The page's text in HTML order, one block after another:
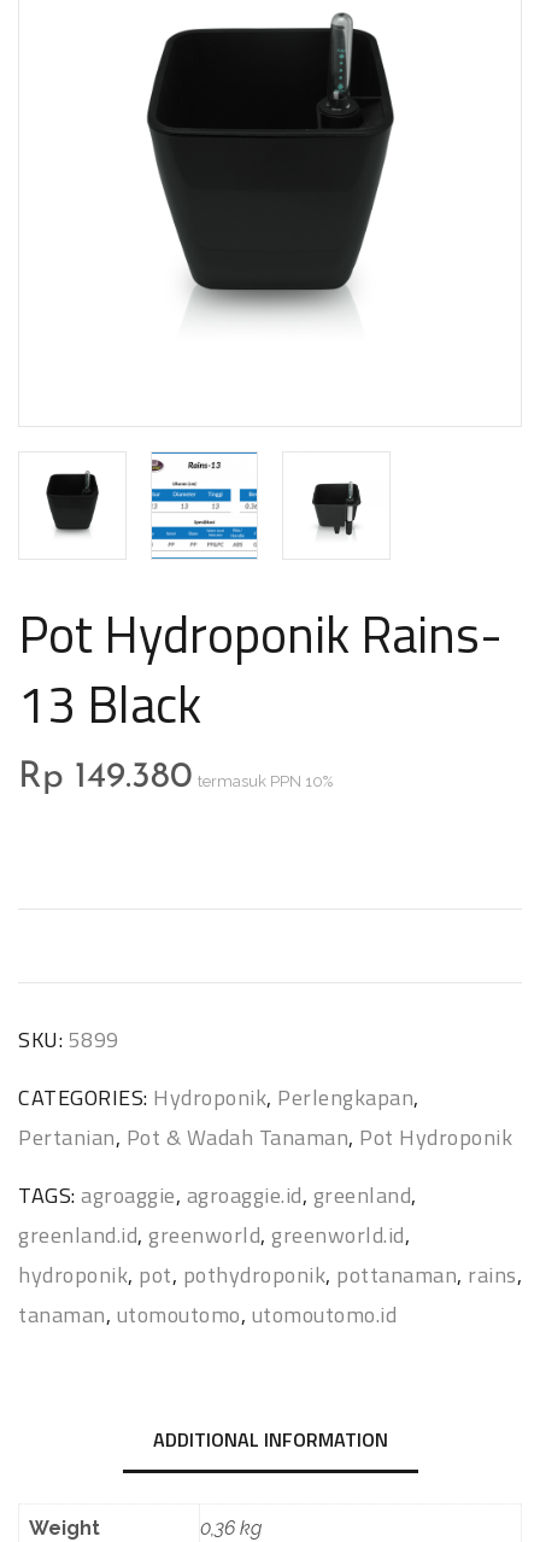
Pot Hydroponik Rains-
13 Black
Rp 149.380 termasuk PPN 10%
SKU: 5899
CATEGORIES: Hydroponik, Perlengkapan,
Pertanian, Pot & Wadah Tanaman, Pot Hydroponik
TAGS:agroaggie, agroaggie.id, greenland,
greenland.id, greenworld, greenworld.id,
hydroponik, pot, pothydroponik, pottanaman, rains,
tanaman, utomoutomo, utomoutomo.id
ADDITIONAL INFORMATION
Weight 0,36 kg